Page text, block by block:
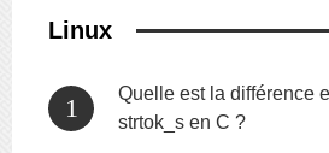
Linux
Quelle est la différence
strtok_s en C ?